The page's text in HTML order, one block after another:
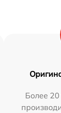
Более 20